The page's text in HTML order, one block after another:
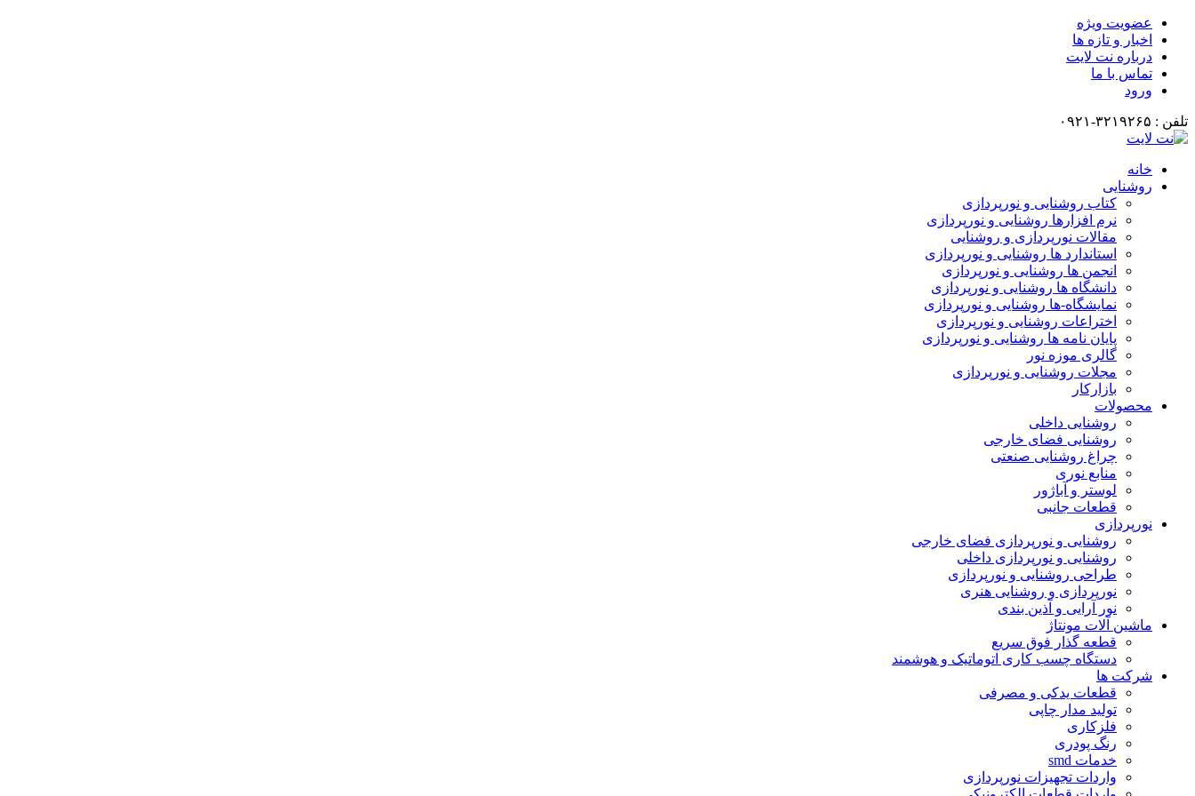
عضویت ویژه
اخبار و تازه ها
درباره نت لایت
تماس با ما
ورود
تلفن : ۳۲۱۹۲۶۵-۰۹۲۱
خانه
روشنایی
کتاب روشنایی و نورپردازی
نرم افزارها روشنایی و نورپردازی
مقالات نورپردازی و روشنایی
استاندارد ها روشنایی و نورپردازی
انجمن ها روشنایی و نورپردازی
دانشگاه ها روشنایی و نورپردازی
نمایشگاه-ها روشنایی و نورپردازی
اختراعات روشنایی و نورپردازی
پایان نامه ها روشنایی و نورپردازی
گالری موزه نور
مجلات روشنایی و نورپردازی
بازارکار
محصولات
روشنایی داخلی
روشنایی فضای خارجی
چراغ روشنایی صنعتی
منابع نوری
لوستر و آباژور
قطعات جانبی
نورپردازی
روشنایی و نورپردازی فضای خارجی
روشنایی و نورپردازی داخلی
طراحی روشنایی و نورپردازی
نورپردازی و روشنایی هنری
نور آرایی و آذین بندی
ماشین آلات مونتاژ
قطعه گذار فوق سریع
دستگاه چسب کاری اتوماتیک و هوشمند
شرکت ها
قطعات یدکی و مصرفی
تولید مدار چاپی
فلزکاری
رنگ پودری
خدمات smd
واردات تجهیزات نورپردازی